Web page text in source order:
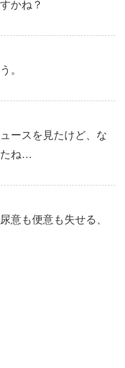
かね？
。
ースを見たけど、な
たね…
意も便意も失せる、